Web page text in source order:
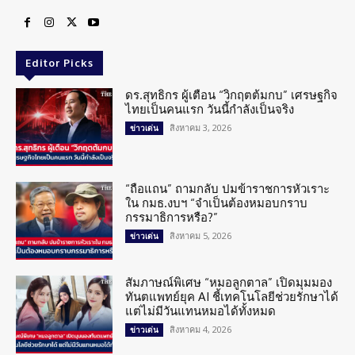
Editor Picks
ดร.สุทธิกร ผู้เตือน “วิกฤตต้มกบ” เศรษฐกิจ
ไทยเป็นคนแรก วันนี้กำลังเป็นจริง
ข่าวเด่น สิงหาคม 3, 2026
“ถือแถน” ถามกลับ ปมข้าราชการหัวเราะ
ใน กมธ.งบฯ “จำเป็นต้องหมอบกราบ
กรรมาธิการหรือ?”
ข่าวเด่น สิงหาคม 5, 2026
สัมภาษณ์พิเศษ “หมอลูกตาล” เปิดมุมมอง
ทันตแพทย์ยุค AI ชี้เทคโนโลยีช่วยรักษาได้
แต่ไม่มีวันแทนหมอได้ทั้งหมด
ข่าวเด่น สิงหาคม 4, 2026